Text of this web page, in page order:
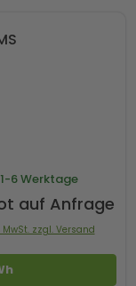
1-6 Werktage
auf Anfrage
MwSt. zzgl. Versand